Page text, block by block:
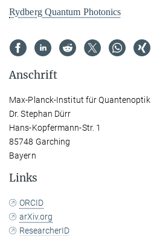
Rydberg Quantum Photonics
Anschrift
Max-Planck-Institut für Quantenoptik
Dr. Stephan Dürr
Hans-Kopfermann-Str. 1
85748 Garching
Bayern
Links
ORCID
arXiv.org
ResearcherID